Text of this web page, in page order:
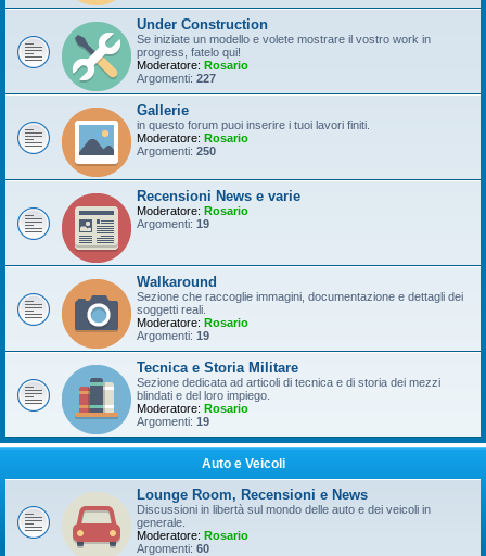
Under Construction
Se iniziate un modello e volete mostrare il vostro work in
progress, fatelo qui!
Moderatore: Rosario
Argomenti: 227
Gallerie
in questo forum puoi inserire i tuoi lavori finiti.
Moderatore: Rosario
Argomenti: 250
Recensioni News e varie
Moderatore: Rosario
Argomenti: 19
Walkaround
Sezione che raccoglie immagini, documentazione e dettagli dei
soggetti reali.
Moderatore: Rosario
Argomenti: 19
Tecnica e Storia Militare
Sezione dedicata ad articoli di tecnica e di storia dei mezzi
blindati e del loro impiego.
Moderatore: Rosario
Argomenti: 19
Auto e Veicoli
Lounge Room, Recensioni e News
Discussioni in libertà sul mondo delle auto e dei veicoli in
generale.
Moderatore: Rosario
Argomenti: 60